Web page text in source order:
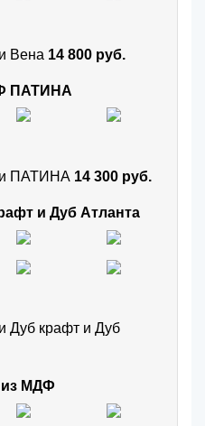
Вена 14 800 руб.
ПАТИНА
ПАТИНА 14 300 руб.
и Дуб Атланта
Дуб крафт и Дуб
МДФ